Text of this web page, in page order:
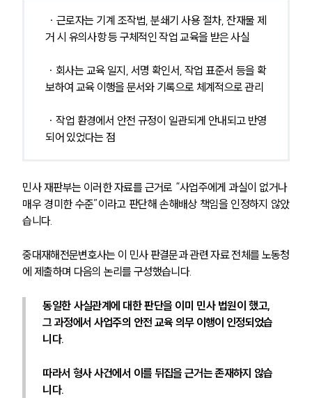
거 시 유의사항 등 구체적인 작업 교육을 받은 사실
보하여 교육 이행을 문서와 기록으로 체계적으로 관리
되어 있었다는 점
민사 재판부는 이러한 자료를 근거로 “사업주에게 과실이 없거나
매우 경미한 수준”이라고 판단해 손해배상 책임을 인정하지 않았
습니다.
중대재해전문변호사는 이 민사 판결문과 관련 자료 전체를 노동청
에 제출하며 다음의 논리를 구성했습니다.
동일한 사실관계에 대한 판단을 이미 민사 법원이 했고,
그 과정에서 사업주의 안전 교육 의무 이행이 인정되었습
니다.
따라서 형사 사건에서 이를 뒤집을 근거는 존재하지 않습
니다.